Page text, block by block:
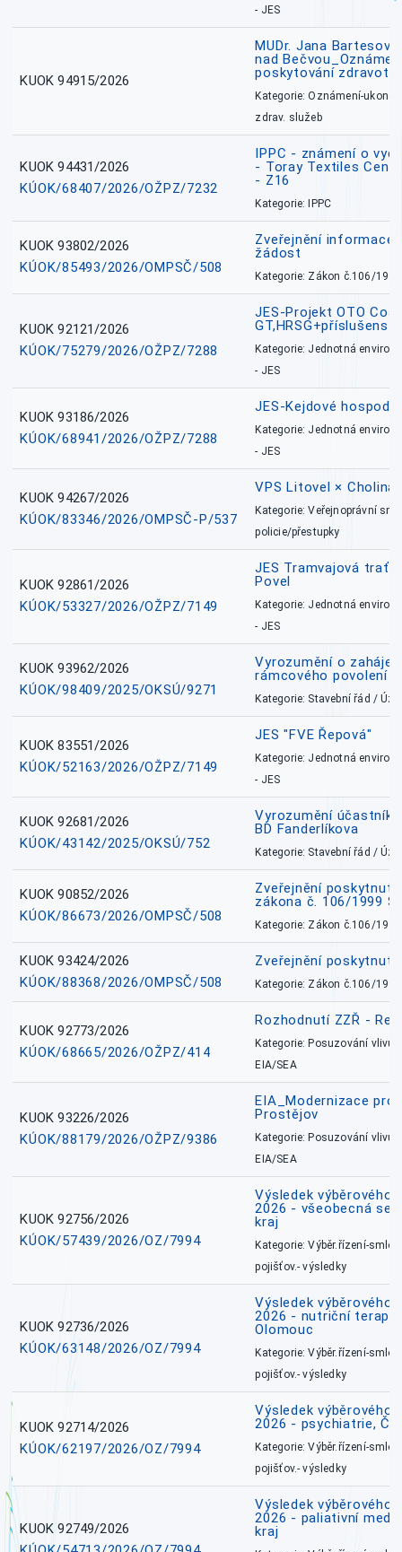
- JES
KUOK 94915/2026
MUDr. Jana
nad
poskytování
Kategorie: Oznámení-
zdrav. služeb
KUOK 94431/2026
KÚOK/68407/2026/OŽPZ/7232
IPPC - známení o
- Toray Textiles
- Z16
Kategorie: IPPC
KUOK 93802/2026
KÚOK/85493/2026/OMPSČ/508
Zveřejnění informace
žádost
Kategorie: Zákon č.106/1999
KUOK 92121/2026
KÚOK/75279/2026/OŽPZ/7288
JES-Projekt OTO
Kategorie: Jednotná
- JES
KUOK 93186/2026
KÚOK/68941/2026/OŽPZ/7288
JES-Kejdové
Kategorie: Jednotná
- JES
KUOK 94267/2026
KÚOK/83346/2026/OMPSČ-P/537
VPS Litovel ×
Kategorie: Veřejnoprávní
policie/přestupky
KUOK 92861/2026
KÚOK/53327/2026/OŽPZ/7149
JES Tramvajová trať
Povel
Kategorie: Jednotná
- JES
KUOK 93962/2026
KÚOK/98409/2025/OKSÚ/9271
Vyrozumění o
rámcového povolení
Kategorie: Stavební řád /
KUOK 83551/2026
KÚOK/52163/2026/OŽPZ/7149
JES "FVE Řepová"
Kategorie: Jednotná
- JES
KUOK 92681/2026
KÚOK/43142/2025/OKSÚ/752
Vyrozumění
BD Fanderlíkova
Kategorie: Stavební řád /
KUOK 90852/2026
KÚOK/86673/2026/OMPSČ/508
Zveřejnění
zákona č. 106/1999
Kategorie: Zákon č.106/1999
KUOK 93424/2026
KÚOK/88368/2026/OMPSČ/508
Zveřejnění
Kategorie: Zákon č.106/1999
KUOK 92773/2026
KÚOK/68665/2026/OŽPZ/414
Rozhodnutí ZZŘ -
Kategorie: Posuzování vlivů
EIA/SEA
KUOK 93226/2026
KÚOK/88179/2026/OŽPZ/9386
EIA_Modernizace
Prostějov
Kategorie: Posuzování vlivů
EIA/SEA
KUOK 92756/2026
KÚOK/57439/2026/OZ/7994
Výsledek výběrového
2026 - všeobecná
kraj
Kategorie: Výběr.řízení-
pojišťov.- výsledky
KUOK 92736/2026
KÚOK/63148/2026/OZ/7994
Výsledek výběrového
2026 - nutriční
Olomouc
Kategorie: Výběr.řízení-
pojišťov.- výsledky
KUOK 92714/2026
KÚOK/62197/2026/OZ/7994
Výsledek výběrového
2026 - psychiatrie,
Kategorie: Výběr.řízení-
pojišťov.- výsledky
KUOK 92749/2026
Výsledek výběrového
2026 - paliativní
kraj